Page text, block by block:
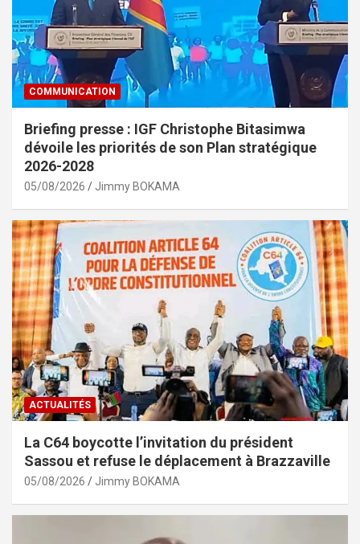
COMMUNICATION
Briefing presse : IGF Christophe Bitasimwa
dévoile les priorités de son Plan stratégique
2026-2028
05/08/2026 Jimmy BOKAMA
ACTUALITÉS
La C64 boycotte l’invitation du président
Sassou et refuse le déplacement à Brazzaville
05/08/2026 Jimmy BOKAMA